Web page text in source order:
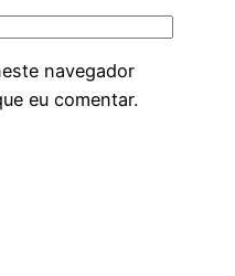
navegador
eu comentar.